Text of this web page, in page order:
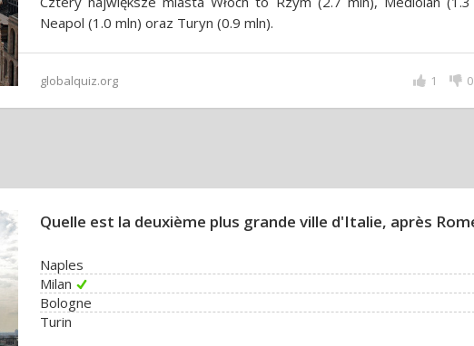
Neapol (1.0 mln) oraz Turyn (0.9 mln).
globalquiz.org 0
1
Quelle est la deuxième plus grande ville d'Italie, après
Naples
Milan
Bologne
Turin